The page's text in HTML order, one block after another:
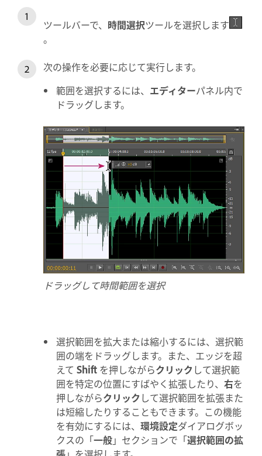
ツールバーで、 時間選択ツールを選択します
。
次の操作を必要に応じて実行します。
範囲を選択するには、 エディターパネル内で
ドラッグします。
ドラッグして時間範囲を選択
選択範囲を拡大または縮小するには、選択範
囲の端をドラッグします。また、エッジを超
えて Shift を押しながらクリック して選択範
囲を特定の位置にすばやく拡張したり、 右を
押しながらクリック して選択範囲を拡張また
は短縮したりすることもできます。この機能
を有効にするには、 環境設定ダイアログボッ
クスの「一般」セクションで「選択範囲の拡